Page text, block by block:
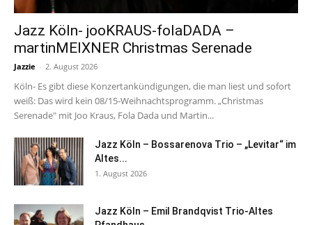
Jazz Köln- jooKRAUS-folaDADA –
martinMEIXNER Christmas Serenade
Jazzie - 2. August 2026
Köln- Es gibt diese Konzertankündigungen, die man liest und sofort
weiß: Das wird kein 08/15-Weihnachtsprogramm. „Christmas
Serenade" mit Joo Kraus, Fola Dada und Martin...
Jazz Köln – Bossarenova Trio – „Levitar“ im
Altes...
1. August 2026
Jazz Köln – Emil Brandqvist Trio-Altes